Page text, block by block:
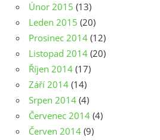
Únor 2015 (13)
Leden 2015 (20)
Prosinec 2014 (12)
Listopad 2014 (20)
Říjen 2014 (17)
Září 2014 (14)
Srpen 2014 (4)
Červenec 2014 (4)
Červen 2014 (9)